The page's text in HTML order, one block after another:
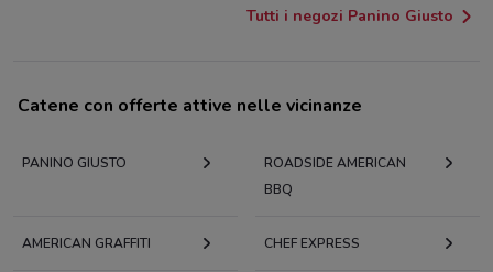
Tutti i negozi Panino Giusto
Catene con offerte attive nelle vicinanze
PANINO GIUSTO
ROADSIDE AMERICAN
BBQ
AMERICAN GRAFFITI CHEF EXPRESS